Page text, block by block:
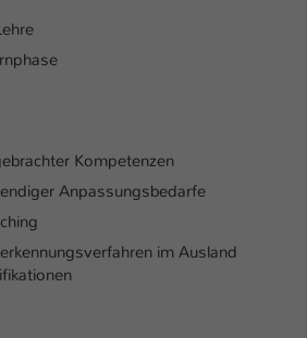
Kompetenzen
Anpassungsbedarfe
im Ausland
Unter anderem eine zufällig
ID, für die historische
Ihrer vorgenommen
/ PHPSESSID